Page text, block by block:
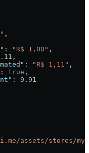
,
: "R$ 1,00" ,
,
: "R$ 1,11" ,
: true ,
: 9.91
assets/stores/